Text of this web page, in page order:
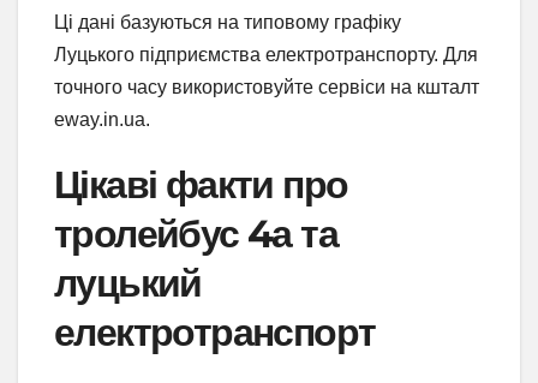
Ці дані базуються на типовому графіку
Луцького підприємства електротранспорту. Для
точного часу використовуйте сервіси на кшталт
eway.in.ua.
Цікаві факти про
тролейбус 4а та
луцький
електротранспорт